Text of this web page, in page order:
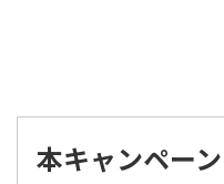
本キャンペー